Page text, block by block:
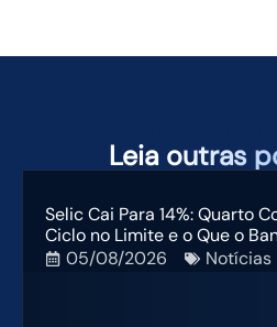
Leia outras
Selic Cai Para 14%: Quarto
Ciclo no Limite e o Que o
05/08/2026
Notícias